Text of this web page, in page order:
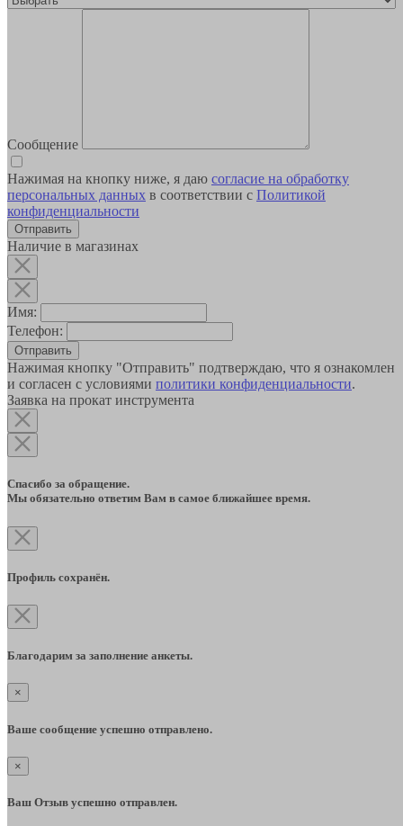
Сообщение
Нажимая на кнопку ниже, я даю согласие на обработку
персональных данных в соответствии с Политикой
конфиденциальности
Наличие в магазинах
Имя:
Телефон:
Отправить
Нажимая кнопку "Отправить" подтверждаю, что я ознакомлен
и согласен с условиями политики конфиденциальности.
Заявка на прокат инструмента
Спасибо за обращение.
Мы обязательно ответим Вам в самое ближайшее время.
Профиль сохранён.
Благодарим за заполнение анкеты.
×
Ваше сообщение успешно отправлено.
×
Ваш Отзыв успешно отправлен.